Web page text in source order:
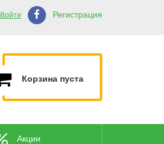
Войти Регистрация
Корзина пуста
Акции